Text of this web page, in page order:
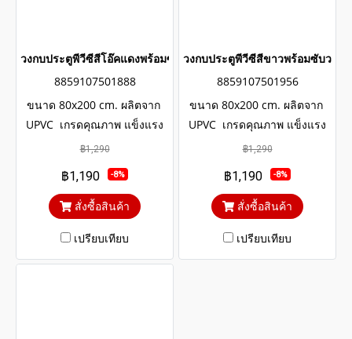
วงกบประตูพีวีซีสีโอ๊คแดงพร้อมซับวงกบ wintech
8859107501888
ขนาด 80x200 cm. ผลิตจาก
UPVC เกรดคุณภาพ แข็งแรง
ทนทาน มีอายุการใช้งาน
ภายในประตูเสริมเหล็กตัวยูและ
โครง WOOD UPVC
฿1,290
฿1,190 -8%
สั่งซื้อสินค้า
เปรียบเทียบ
วงกบประตูพีวีซีสีขาวพร้อมซับวงก
8859107501956
ขนาด 80x200 cm. ผลิตจาก
UPVC เกรดคุณภาพ แข็งแรง
ทนทาน มีอายุการใช้งาน
ภายในประตูเสริมเหล็กตัวยูและ
โครง WOOD UPVC
฿1,290
฿1,190 -8%
สั่งซื้อสินค้า
เปรียบเทียบ